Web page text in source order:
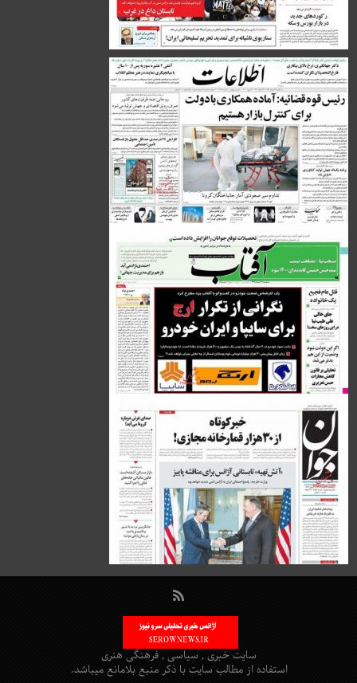
سایت خبری , سیاسی , فرهنگی هنری
استفاده از مطالب سایت با ذکر منبع بلامانع میباشد.